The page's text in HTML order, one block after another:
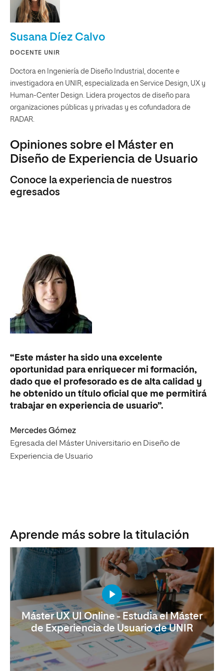
Susana Díez Calvo
DOCENTE UNIR
Doctora en Ingeniería de Diseño Industrial, docente e
investigadora en UNIR, especializada en Service Design, UX y
Human-Center Design. Lidera proyectos de diseño para
organizaciones públicas y privadas y es cofundadora de
RADAR.
Opiniones sobre el Máster en
Diseño de Experiencia de Usuario
Conoce la experiencia de nuestros
egresados
“Este máster ha sido una excelente
oportunidad para enriquecer mi formación,
dado que el profesorado es de alta calidad y
he obtenido un título oficial que me permitirá
trabajar en experiencia de usuario”.
Mercedes Gómez
Egresada del Máster Universitario en Diseño de
Experiencia de Usuario
Aprende más sobre la titulación
Máster UX UI Online - Estudia el Máster
de Experiencia de Usuario de UNIR